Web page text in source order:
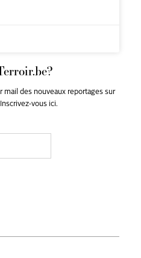
des nouveaux reportages sur
vous ici.